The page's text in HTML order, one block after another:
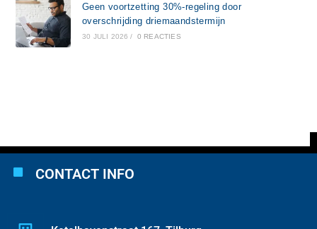
Geen voortzetting 30%-regeling door
overschrijding driemaandstermijn
30 JULI 2026 / 0 REACTIES
CONTACT INFO